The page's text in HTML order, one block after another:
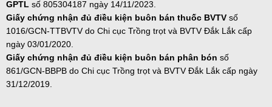
GPTL số 805304187 ngày 14/11/2023.
Giấy chứng nhận đủ điều kiện buôn bán thuốc BVTV số
1016/GCN-TTBVTV do Chi cục Trồng trọt và BVTV Đắk Lắk cấp
ngày 03/01/2020.
Giấy chứng nhận đủ điều kiện buôn bán phân bón số
861/GCN-BBPB do Chi cục Trồng trọt và BVTV Đắk Lắk cấp ngày
31/12/2019.